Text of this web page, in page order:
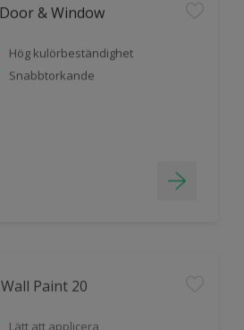
& Window
Hög kulörbeständighet
Snabbtorkande